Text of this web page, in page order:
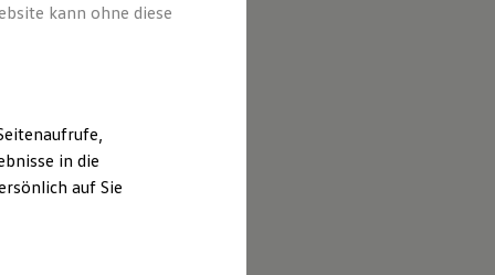
kann ohne diese
in die
auf Sie